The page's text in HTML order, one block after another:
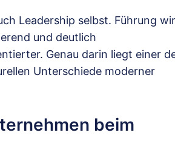
Leadership selbst. Führung
und deutlich
Genau darin liegt einer
Unterschiede moderner
beim